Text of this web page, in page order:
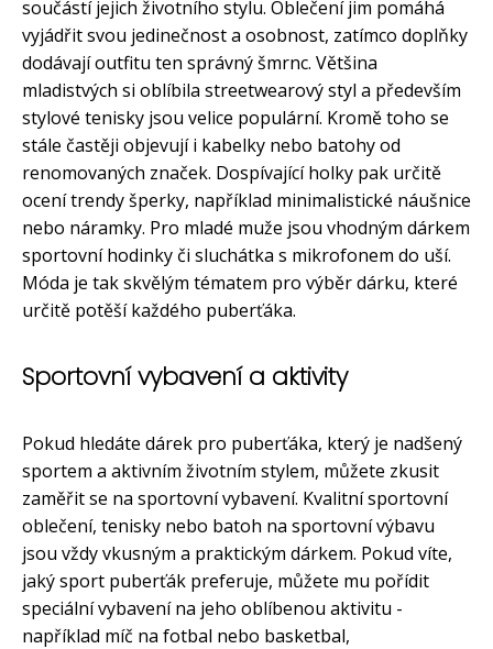
součástí jejich životního stylu. Oblečení jim pomáhá
vyjádřit svou jedinečnost a osobnost, zatímco doplňky
dodávají outfitu ten správný šmrnc. Většina
mladistvých si oblíbila streetwearový styl a především
stylové tenisky jsou velice populární. Kromě toho se
stále častěji objevují i kabelky nebo batohy od
renomovaných značek. Dospívající holky pak určitě
ocení trendy šperky, například minimalistické náušnice
nebo náramky. Pro mladé muže jsou vhodným dárkem
sportovní hodinky či sluchátka s mikrofonem do uší.
Móda je tak skvělým tématem pro výběr dárku, které
určitě potěší každého puberťáka.
Sportovní vybavení a aktivity
Pokud hledáte dárek pro puberťáka, který je nadšený
sportem a aktivním životním stylem, můžete zkusit
zaměřit se na sportovní vybavení. Kvalitní sportovní
oblečení, tenisky nebo batoh na sportovní výbavu
jsou vždy vkusným a praktickým dárkem. Pokud víte,
jaký sport puberťák preferuje, můžete mu pořídit
speciální vybavení na jeho oblíbenou aktivitu -
například míč na fotbal nebo basketbal,